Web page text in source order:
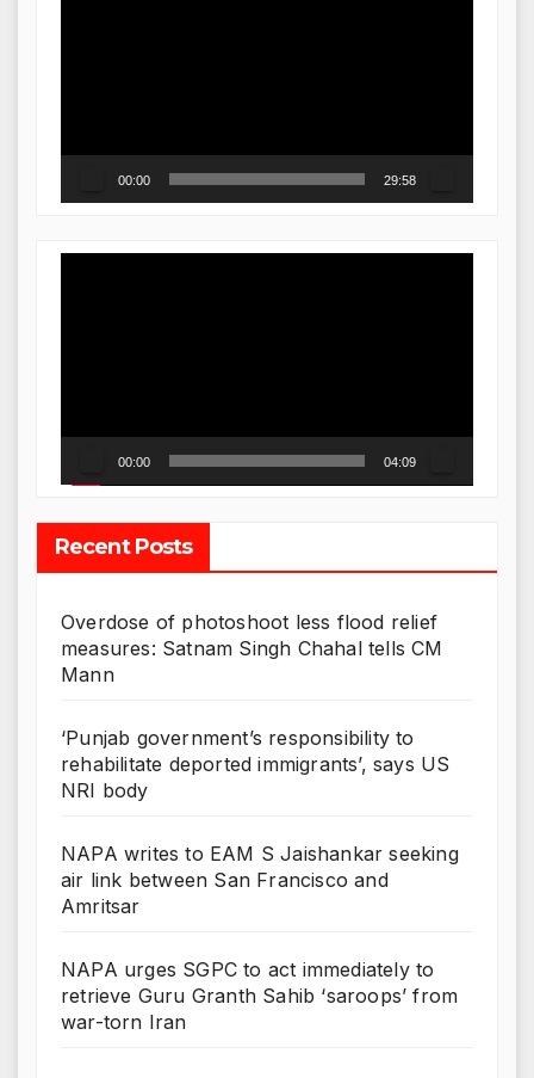
00:00 29:58
00:00 04:09
Recent Posts
Overdose of photoshoot less flood relief
measures: Satnam Singh Chahal tells CM
Mann
‘Punjab government’s responsibility to
rehabilitate deported immigrants’, says US
NRI body
NAPA writes to EAM S Jaishankar seeking
air link between San Francisco and
Amritsar
NAPA urges SGPC to act immediately to
retrieve Guru Granth Sahib ‘saroops’ from
war-torn Iran